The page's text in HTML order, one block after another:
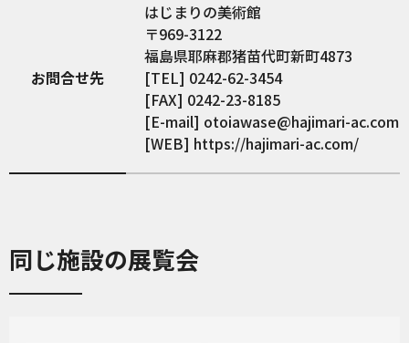
お問合せ先
はじまりの美術館
〒969-3122
福島県耶麻郡猪苗代町新町4873
[TEL] 0242-62-3454
[FAX] 0242-23-8185
[E-mail] otoiawase@hajimari-ac.com
[WEB] https://hajimari-ac.com/
同じ施設の展覧会